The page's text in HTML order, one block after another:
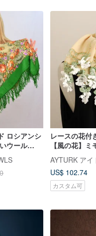
ロシアンシ
ウール
レースの花付
【風の花】
AYTURK アイ
US$ 102.74
カスタム可